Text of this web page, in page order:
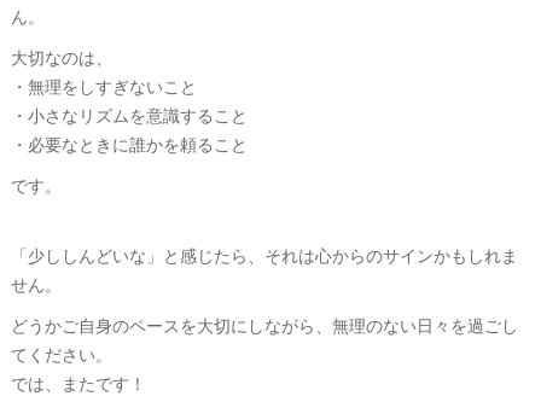
ん。
大切なのは、
・無理をしすぎないこと
・小さなリズムを意識すること
・必要なときに誰かを頼ること
です。
「少ししんどいな」と感じたら、それは心からのサインかもしれま
せん。
どうかご自身のペースを大切にしながら、無理のない日々を過ごし
てください。
では、またです！